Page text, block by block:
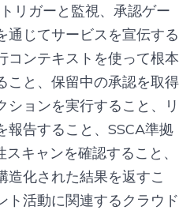
リガーと監視、承認ゲー
通じてサービスを宣伝する
コンテキストを使って根本
こと、保留中の承認を取得
ションを実行すること、リ
報告すること、SSCA準拠
キャンを確認すること、
造化された結果を返すこ
ト活動に関連するクラウド